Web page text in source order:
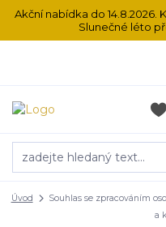
Akční nabídka do
Slunečné léto
Úvod
Souhlas se zpracováním
a